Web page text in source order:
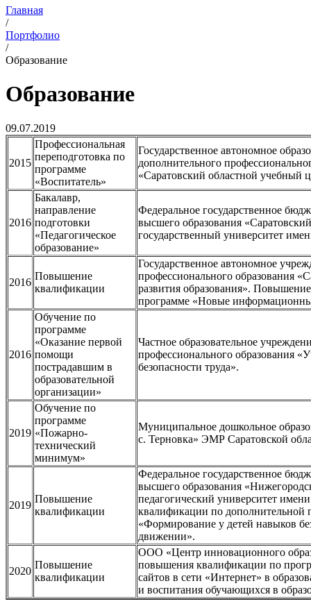
Главная
/
Портфолио
/
Образование
Образование
09.07.2019
2015
Профессиональная
переподготовка по
программе
«Воспитатель»
Государственное автономное
дополнительного
«Саратовский областной учебный
2016
Бакалавр,
направление
подготовки
«Педагогическое
образование»
Федеральное государственное
высшего образования
государственный университет
2016
Повышение
квалификации
Государственное автономное
профессионального образования
развития образования».
программе «Новые
2016
Обучение по
программе
«Оказание первой
помощи
пострадавшим в
образовательной
организации»
Частное образовательное
профессионального образования
безопасности труда».
2019
Обучение по
программе
«Пожарно-
технический
минимум»
Муниципальное дошкольное
с. Терновка» ЭМР Саратовской
2019
Повышение
квалификации
Федеральное государственное
высшего образования
педагогический университет
квалификации по дополнительной
«Формирование у детей навыков
движении».
2020
Повышение
квалификации
ООО «Центр инновационного
повышения квалификации по
сайтов в сети «Интернет» в
и воспитания обучающихся в